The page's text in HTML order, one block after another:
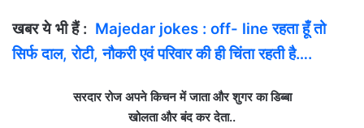
खबर ये भी हैं : Majedar jokes : off- line र‍हता हूँ तो
सिर्फ दाल, रोटी, नौकरी एवं परिवार की ही चिंता रहती है….
सरदार रोज अपने किचन में जाता और शुगर का डिब्बा
खोलता और बंद कर देता..